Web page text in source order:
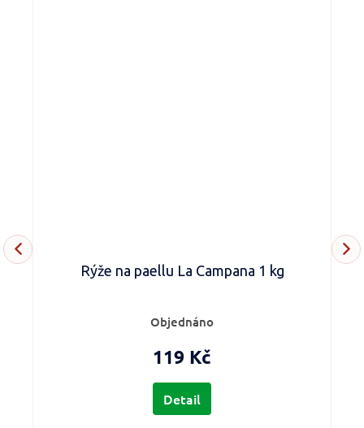
Rýže na paellu La Campana 1 kg
119 Kč
Detail
Objednáno